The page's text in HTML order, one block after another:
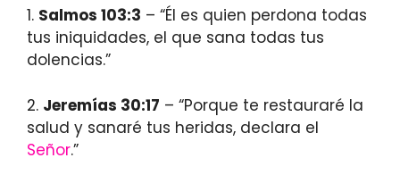
1. Salmos 103:3 – “Él es quien perdona todas
tus iniquidades, el que sana todas tus
dolencias.”
2. Jeremías 30:17 – “Porque te restauraré la
salud y sanaré tus heridas, declara el
Señor.”